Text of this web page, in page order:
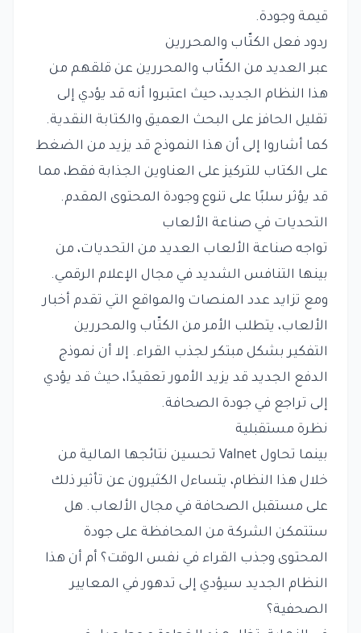
قيمة وجودة.
ردود فعل الكتّاب والمحررين
عبر العديد من الكتّاب والمحررين عن قلقهم من
هذا النظام الجديد، حيث اعتبروا أنه قد يؤدي إلى
تقليل الحافز على البحث العميق والكتابة النقدية.
كما أشاروا إلى أن هذا النموذج قد يزيد من الضغط
على الكتاب للتركيز على العناوين الجذابة فقط، مما
قد يؤثر سلبًا على تنوع وجودة المحتوى المقدم.
التحديات في صناعة الألعاب
تواجه صناعة الألعاب العديد من التحديات، من
بينها التنافس الشديد في مجال الإعلام الرقمي.
ومع تزايد عدد المنصات والمواقع التي تقدم أخبار
الألعاب، يتطلب الأمر من الكتّاب والمحررين
التفكير بشكل مبتكر لجذب القراء. إلا أن نموذج
الدفع الجديد قد يزيد الأمور تعقيدًا، حيث قد يؤدي
إلى تراجع في جودة الصحافة.
نظرة مستقبلية
بينما تحاول Valnet تحسين نتائجها المالية من
خلال هذا النظام، يتساءل الكثيرون عن تأثير ذلك
على مستقبل الصحافة في مجال الألعاب. هل
ستتمكن الشركة من المحافظة على جودة
المحتوى وجذب القراء في نفس الوقت؟ أم أن هذا
النظام الجديد سيؤدي إلى تدهور في المعايير
الصحفية؟